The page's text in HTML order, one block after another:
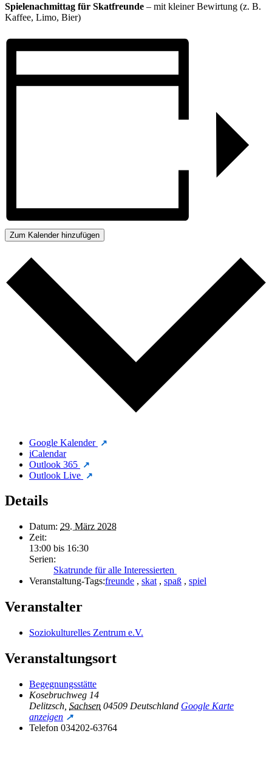
Spielenachmittag für Skatfreunde – mit kleiner Bewirtung (z. B.
Kaffee, Limo, Bier)
Zum Kalender hinzufügen
Google Kalender
iCalendar
Outlook 365
Outlook Live
Details
Datum: 29. März 2028
Zeit:
13:00 bis 16:30
Serien:
Skatrunde für alle Interessierten
Veranstaltung-Tags:freunde , skat , spaß , spiel
Veranstalter
Soziokulturelles Zentrum e.V.
Veranstaltungsort
Begegnungsstätte
Kosebruchweg 14
Delitzsch Sachsen 04509 Deutschland Google Karte
anzeigen
Telefon 034202-63764